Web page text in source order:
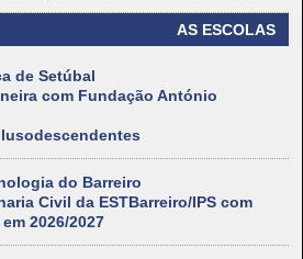
AS ESCOLAS
de Setúbal
com Fundação António
do Barreiro
Civil da ESTBarreiro/IPS com
2026/2027